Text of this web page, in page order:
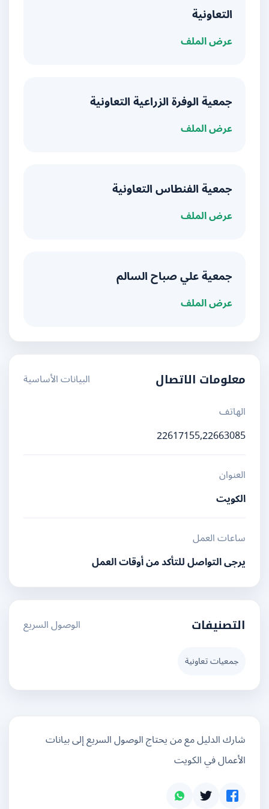
التعاونية
عرض الملف
جمعية الوفرة الزراعية التعاونية
عرض الملف
جمعية الفنطاس التعاونية
عرض الملف
جمعية علي صباح السالم
عرض الملف
معلومات الاتصال
البيانات الأساسية
الهاتف
22617155,22663085
العنوان
الكويت
ساعات العمل
يرجى التواصل للتأكد من أوقات العمل
التصنيفات الوصول السريع
جمعيات تعاونية
شارك الدليل مع من يحتاج الوصول السريع إلى بيانات
الأعمال في الكويت